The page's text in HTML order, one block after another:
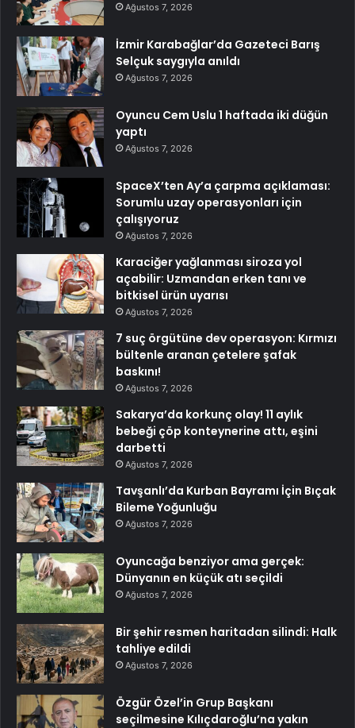
Ağustos 7, 2026
İzmir Karabağlar’da Gazeteci Barış
Selçuk saygıyla anıldı
Ağustos 7, 2026
Oyuncu Cem Uslu 1 haftada iki düğün
yaptı
Ağustos 7, 2026
SpaceX’ten Ay’a çarpma açıklaması:
Sorumlu uzay operasyonları için
çalışıyoruz
Ağustos 7, 2026
Karaciğer yağlanması siroza yol
açabilir: Uzmandan erken tanı ve
bitkisel ürün uyarısı
Ağustos 7, 2026
7 suç örgütüne dev operasyon: Kırmızı
bültenle aranan çetelere şafak
baskını!
Ağustos 7, 2026
Sakarya’da korkunç olay! 11 aylık
bebeği çöp konteynerine attı, eşini
darbetti
Ağustos 7, 2026
Tavşanlı’da Kurban Bayramı İçin Bıçak
Bileme Yoğunluğu
Ağustos 7, 2026
Oyuncağa benziyor ama gerçek:
Dünyanın en küçük atı seçildi
Ağustos 7, 2026
Bir şehir resmen haritadan silindi: Halk
tahliye edildi
Ağustos 7, 2026
Özgür Özel’in Grup Başkanı
seçilmesine Kılıçdaroğlu’na yakın